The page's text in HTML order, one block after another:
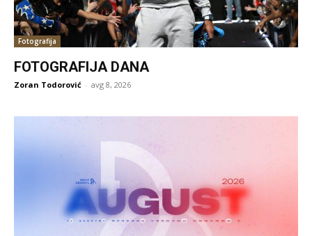
Fotografija
FOTOGRAFIJA DANA
Zoran Todorović - avg 8, 2026